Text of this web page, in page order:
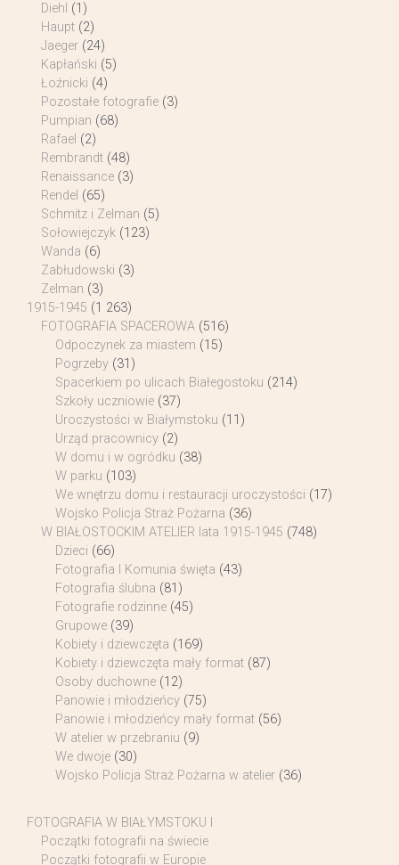
Diehl (1)
Haupt (2)
Jaeger (24)
Kapłański (5)
Łoźnicki (4)
Pozostałe fotografie (3)
Pumpian (68)
Rafael (2)
Rembrandt (48)
Renaissance (3)
Rendel (65)
Schmitz i Zelman (5)
Sołowiejczyk (123)
Wanda (6)
Zabłudowski (3)
Zelman (3)
1915-1945 (1 263)
FOTOGRAFIA SPACEROWA (516)
Odpoczynek za miastem (15)
Pogrzeby (31)
Spacerkiem po ulicach Białegostoku (214)
Szkoły uczniowie (37)
Uroczystości w Białymstoku (11)
Urząd pracownicy (2)
W domu i w ogródku (38)
W parku (103)
We wnętrzu domu i restauracji uroczystości (17)
Wojsko Policja Straż Pożarna (36)
W BIAŁOSTOCKIM ATELIER lata 1915-1945 (748)
Dzieci (66)
Fotografia I Komunia święta (43)
Fotografia ślubna (81)
Fotografie rodzinne (45)
Grupowe (39)
Kobiety i dziewczęta (169)
Kobiety i dziewczęta mały format (87)
Osoby duchowne (12)
Panowie i młodzieńcy (75)
Panowie i młodzieńcy mały format (56)
W atelier w przebraniu (9)
We dwoje (30)
Wojsko Policja Straż Pożarna w atelier (36)
FOTOGRAFIA W BIAŁYMSTOKU I
Początki fotografii na świecie
Początki fotografii w Europie